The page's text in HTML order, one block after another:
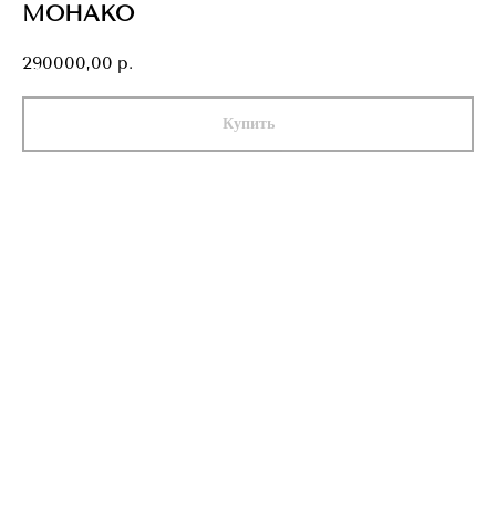
МОНАКО
290000,00 р.
Купить